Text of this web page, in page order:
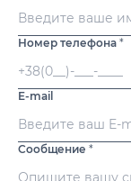
Номер телефона *
E-mail
Сообщение *